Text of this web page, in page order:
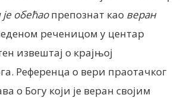
је обећаопрепознат као веран
реченицом у центар
извештај о крајњој
Референца о вери праотачког
о Богу који је веран својим